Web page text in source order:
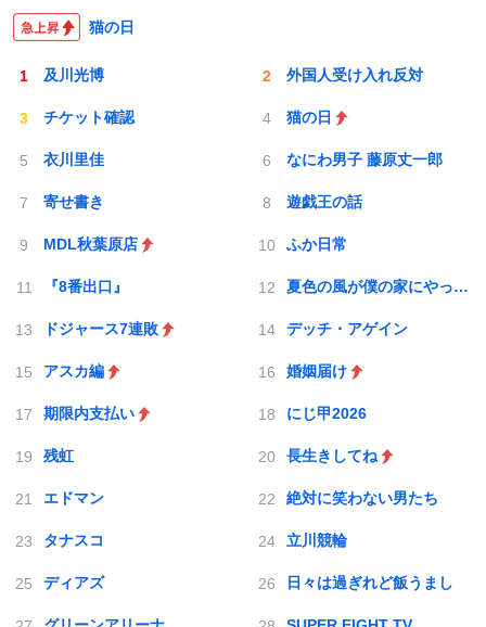
猫の日
及川光博 外国人受け入れ反対
チケット確認 猫の日
衣川里佳 なにわ男子 藤原丈一郎
寄せ書き 遊戯王の話
MDL秋葉原店 ふか日常
『8番出口』 夏色の風が僕の家にやってきた
ドジャース7連敗 デッチ・アゲイン
アスカ編 婚姻届け
期限内支払い にじ甲2026
残虹 長生きしてね
エドマン 絶対に笑わない男たち
タナスコ 立川競輪
ディアズ 日々は過ぎれど飯うまし